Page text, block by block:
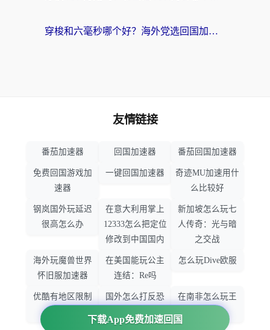
穿梭和六毫秒哪个好？海外党选回国加速器的避坑指南，附番茄加速器实测
下载App免费加速回国
友情链接
番茄加速器 回国加速器 番茄回国加速器
免费回国游戏加
速器
一键回国加速器
奇迹MU加速用什
么比较好
钢岚国外玩延迟
很高怎么办
在意大利用掌上
12333怎么把定位
修改到中国国内
新加坡怎么玩七
人传奇：光与暗
之交战
海外玩魔兽世界
怀旧服加速器
在美国能玩公主
连结：Re吗
怎么玩Dive欧服
优酷有地区限制
国外怎么打反恐
精英：全球攻势
在南非怎么玩王